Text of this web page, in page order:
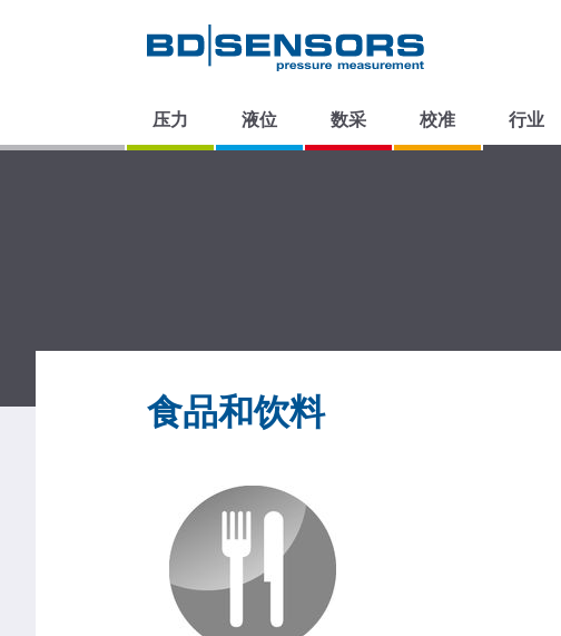
压力 液位 数采 校准 行业
食品和饮料